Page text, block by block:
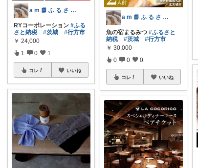
a m 📘 ふ る さ と 納 税 本
RYコーポレーション #ふる
さと納税
#茨城
#行方市
￥ 24,000
1 0 1
コレ いいね
a m 📘 ふ る さ と 納 税 本
魚の宿まるみつ#ふるさと
納税
#茨城
#行方市
￥ 30,000
0 0 0
コレ いいね